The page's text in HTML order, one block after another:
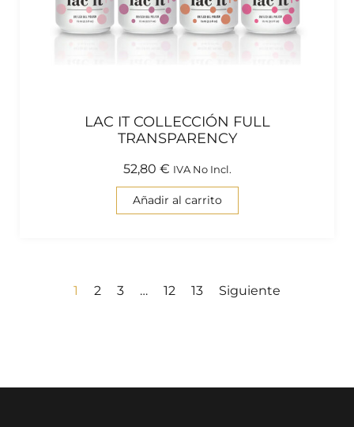
LAC IT COLLECCIÓN FULL
TRANSPARENCY
52,80 € IVA No Incl.
Añadir al carrito
1 2 3 … 12 13 Siguiente